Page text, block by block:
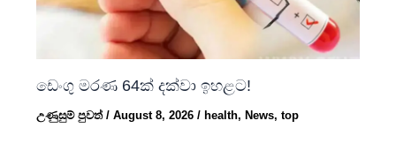
ඩෙංගු මරණ 64ක් දක්වා ඉහළට!
උණුසුම් පුවත්/August 8, 2026/ health, News,top